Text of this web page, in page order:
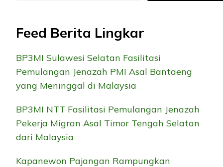
Feed Berita Lingkar
BP3MI Sulawesi Selatan Fasilitasi
Pemulangan Jenazah PMI Asal Bantaeng
yang Meninggal di Malaysia
BP3MI NTT Fasilitasi Pemulangan Jenazah
Pekerja Migran Asal Timor Tengah Selatan
dari Malaysia
Kapanewon Pajangan Rampungkan